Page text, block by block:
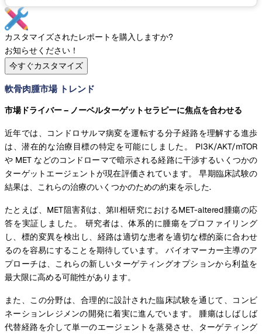
カスタマイズされたレポートを購入しますか?
お知らせください！
今すぐカスタマイズ
軟骨肉腫市場 トレンド
市場ドライバー – ノーベルターゲットセラピーに焦点を合わせる
近年では、コンドロサルマ病変を運転する分子経路を理解する進歩
は、潜在的な治療目標の特定を可能にしました。 PI3K/AKT/mTOR
や MET などのコンドローマで暗示される経路に干渉するいくつかの
ターゲットエージェントが現在評価されています。 早期臨床試験の
結果は、これらの治療のいくつかのための約束を示した.
たとえば、MET阻害剤は、第II相研究におけるMET-altered腫瘍の応
答を実証しました。 研究者は、体系的に腫瘍をプロファイリング
し、標的変異を検出し、経路は適切な患者を適切な標的薬に合わせ
るのを容易にすることを期待しています。 バイオマーカー主導のア
プローチは、これらの新しいターゲティングオプションから利益を
最大限に高める可能性があります。
また、この分野は、合理的に設計された臨床試験を通じて、コンビ
ネーションレジメンの開発に着実に進んでいます。 腫瘍はしばしば
代替経路を介して単一のエージェントを蒸発させ、ターゲティング